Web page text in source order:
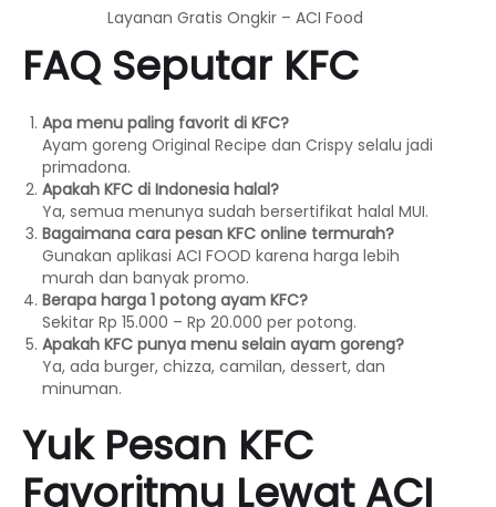
Layanan Gratis Ongkir – ACI Food
FAQ Seputar KFC
Apa menu paling favorit di KFC?
Ayam goreng Original Recipe dan Crispy selalu jadi
primadona.
Apakah KFC di Indonesia halal?
Ya, semua menunya sudah bersertifikat halal MUI.
Bagaimana cara pesan KFC online termurah?
Gunakan aplikasi ACI FOOD karena harga lebih
murah dan banyak promo.
Berapa harga 1 potong ayam KFC?
Sekitar Rp 15.000 – Rp 20.000 per potong.
Apakah KFC punya menu selain ayam goreng?
Ya, ada burger, chizza, camilan, dessert, dan
minuman.
Yuk Pesan KFC
Favoritmu Lewat ACI